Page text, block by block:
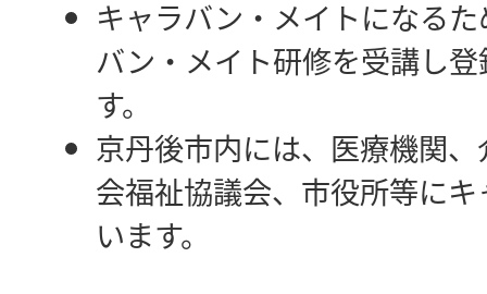
キャラバン・メイトになる
バン・メイト研修を受講し
す。
京丹後市内には、医療機関
会福祉協議会、市役所等に
います。